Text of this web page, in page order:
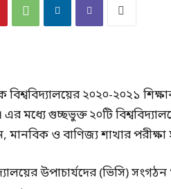
২০২০-২০২১
এর মধ্যে গুচ্ছভুক্ত ২০টি
মানবিক ও বাণিজ্য শাখার পরীক্ষা
উপাচার্যদের (ভিসি) সংগঠন